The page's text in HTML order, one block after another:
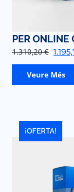
PER ONLINE
1.310,20€
Veure Més
¡OFERTA!